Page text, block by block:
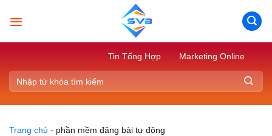
Tin Tổng Hợp Marketing Online
Trang chủ - phần mềm đăng bài tự động